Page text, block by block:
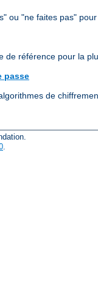
ou "ne faites pas"
de référence pour la
passe
de